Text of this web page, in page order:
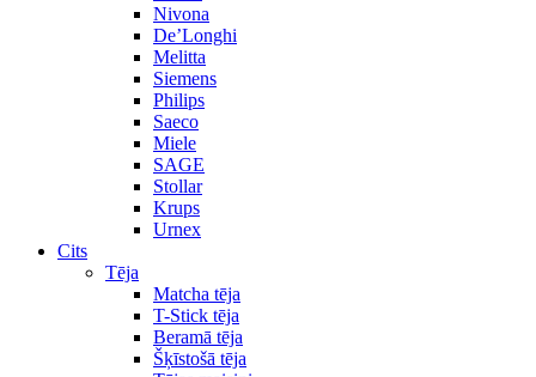
Nivona
De’Longhi
Melitta
Siemens
Philips
Saeco
Miele
SAGE
Stollar
Krups
Urnex
Cits
Tēja
Matcha tēja
T-Stick tēja
Beramā tēja
Šķīstošā tēja